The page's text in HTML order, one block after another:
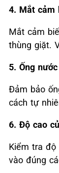
4. Mắt cảm
Mắt cảm
thùng giặt.
5. Ống
Đảm bảo
cách tự
6. Độ cao
Kiểm tra độ
vào đúng